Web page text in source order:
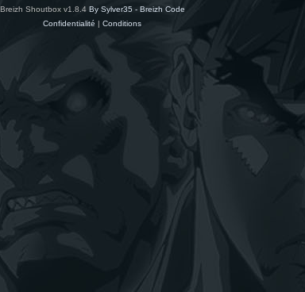
Breizh Shoutbox v1.8.4 By Sylver35 - Breizh Code
Confidentialité | Conditions